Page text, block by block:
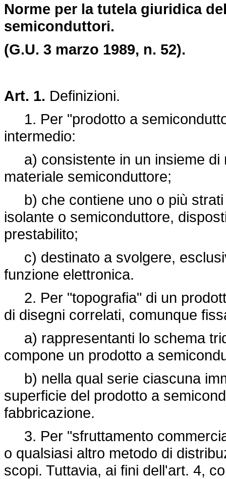
Norme per la tutela giuridica
semiconduttori.
(G.U. 3 marzo 1989, n. 52).
Art. 1. Definizioni.
1. Per "prodotto a
intermedio:
a) consistente in un insieme di
materiale semiconduttore;
b) che contiene uno o più strati
isolante o semiconduttore,
prestabilito;
c) destinato a svolgere,
funzione elettronica.
2. Per "topografia" di un
di disegni correlati, comunque
a) rappresentanti lo schema
compone un prodotto a
b) nella qual serie ciascuna
superficie del prodotto a
fabbricazione.
3. Per "sfruttamento
o qualsiasi altro metodo di
scopi. Tuttavia, ai fini dell'art. 4,